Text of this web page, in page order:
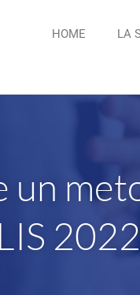
HOME LA
un
2022